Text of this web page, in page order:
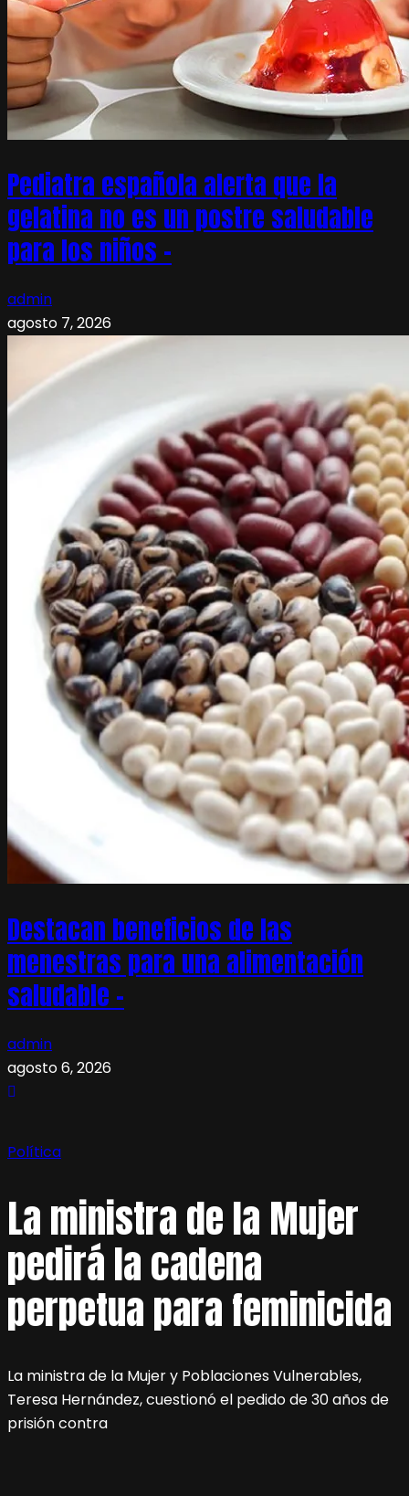
Pediatra española alerta que la
gelatina no es un postre saludable
para los niños –
admin
agosto 7, 2026
Destacan beneficios de las
menestras para una alimentación
saludable –
admin
agosto 6, 2026
Política
La ministra de la Mujer
pedirá la cadena
perpetua para feminicida
La ministra de la Mujer y Poblaciones Vulnerables,
Teresa Hernández, cuestionó el pedido de 30 años de
prisión contra